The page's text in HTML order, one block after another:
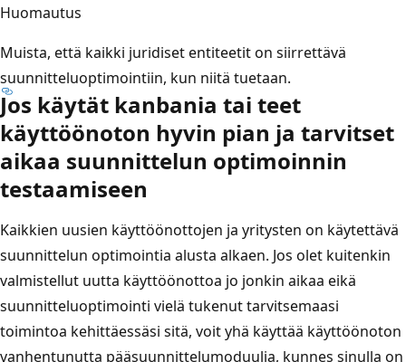
Huomautus
Muista, että kaikki juridiset entiteetit on siirrettävä
suunnitteluoptimointiin, kun niitä tuetaan.
Jos käytät kanbania tai teet
käyttöönoton hyvin pian ja tarvitset
aikaa suunnittelun optimoinnin
testaamiseen
Kaikkien uusien käyttöönottojen ja yritysten on käytettävä
suunnittelun optimointia alusta alkaen. Jos olet kuitenkin
valmistellut uutta käyttöönottoa jo jonkin aikaa eikä
suunnitteluoptimointi vielä tukenut tarvitsemaasi
toimintoa kehittäessäsi sitä, voit yhä käyttää käyttöönoton
vanhentunutta pääsuunnittelumoduulia, kunnes sinulla on